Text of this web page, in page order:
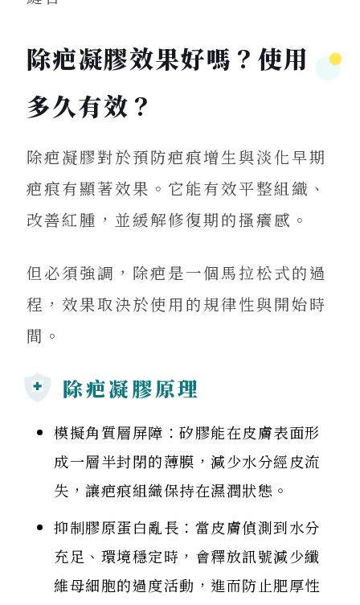
除疤凝膠效果好嗎？使用
多久有效？
除疤凝膠對於預防疤痕增生與淡化早期
疤痕有顯著效果。它能有效平整組織、
改善紅腫，並緩解修復期的搔癢感。
但必須強調，除疤是一個馬拉松式的過
程，效果取決於使用的規律性與開始時
間。
除疤凝膠原理
模擬角質層屏障：矽膠能在皮膚表面形
成一層半封閉的薄膜，減少水分經皮流
失，讓疤痕組織保持在濕潤狀態。
抑制膠原蛋白亂長：當皮膚偵測到水分
充足、環境穩定時，會釋放訊號減少纖
維母細胞的過度活動，進而防止肥厚性